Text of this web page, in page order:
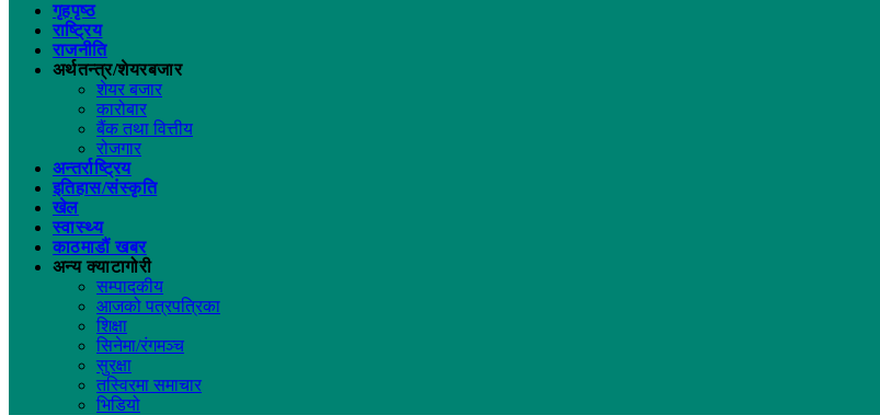
गृहपृष्ठ
राष्ट्रिय
राजनीति
अर्थतन्त्र/शेयरबजार
शेयर बजार
कारोबार
बैंक तथा वित्तीय
रोजगार
अन्तर्राष्ट्रिय
इतिहास/संस्कृति
खेल
स्वास्थ्य
काठमाडौं खबर
अन्य क्याटागोरी
सम्पादकीय
आजको पत्रपत्रिका
शिक्षा
सिनेमा/रंगमञ्च
सुरक्षा
तस्विरमा समाचार
भिडियो